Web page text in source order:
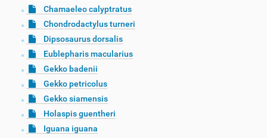
Chamaeleo calyptratus
Chondrodactylus turneri
Dipsosaurus dorsalis
Eublepharis macularius
Gekko badenii
Gekko petricolus
Gekko siamensis
Holaspis guentheri
Iguana iguana